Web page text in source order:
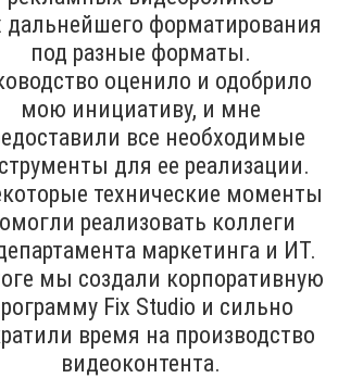
дальнейшего форматирования
под разные форматы.
оценило и одобрило
мою инициативу, и мне
все необходимые
для ее реализации.
технические моменты
реализовать коллеги
маркетинга и ИТ.
мы создали корпоративную
Fix Studio и сильно
время на производство
видеоконтента.